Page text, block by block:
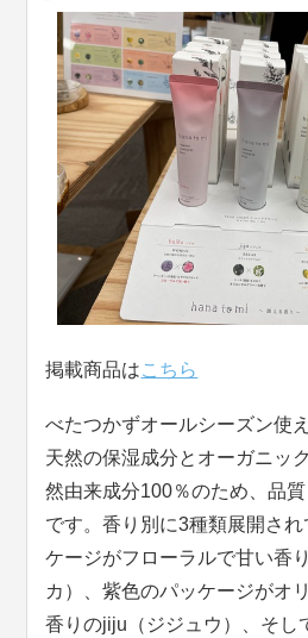
掲載商品はこちら
べたつかずオールシーズン使
天然の保湿成分とオーガニッ
然由来成分100％のため、品
です。香り別に3種類展開さ
ケージがフローラルで甘い香
カ）、紫色のパッケージがオ
香りのjiju（ジジュウ）、そし